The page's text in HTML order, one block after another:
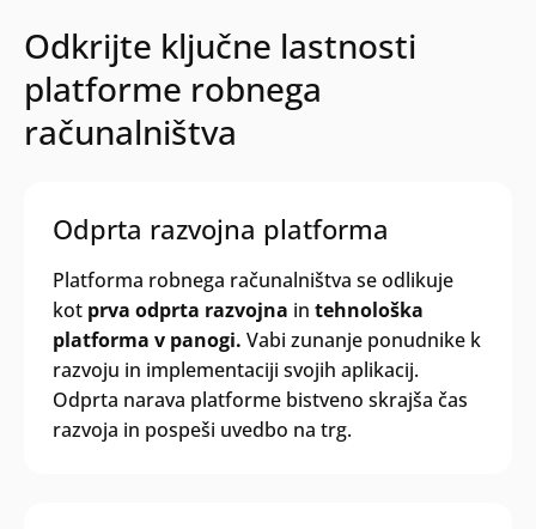
Odkrijte ključne lastnosti
platforme robnega
računalništva
Odprta razvojna platforma
Platforma robnega računalništva se odlikuje
kot prva odprta razvojna in tehnološka
platforma v panogi. Vabi zunanje ponudnike k
razvoju in implementaciji svojih aplikacij.
Odprta narava platforme bistveno skrajša čas
razvoja in pospeši uvedbo na trg.